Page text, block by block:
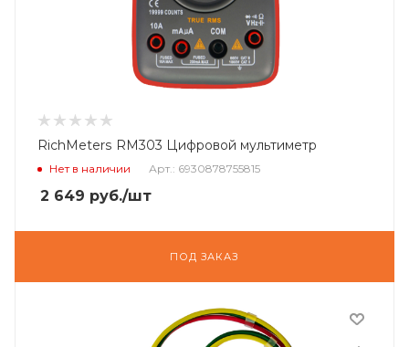
RichMeters RM303 Цифровой мультиметр
Нет в наличии Арт.: 6930878755815
2 649 руб./шт
ПОД ЗАКАЗ